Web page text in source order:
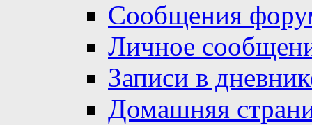
Сообщения
Личное
Записи в
Домашняя